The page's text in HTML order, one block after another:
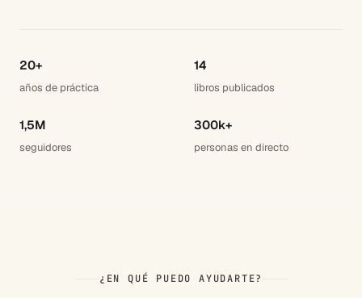
20+
años de práctica
14
libros publicados
1,5M
seguidores
300k+
personas en directo
¿EN QUÉ PUEDO AYUDARTE?